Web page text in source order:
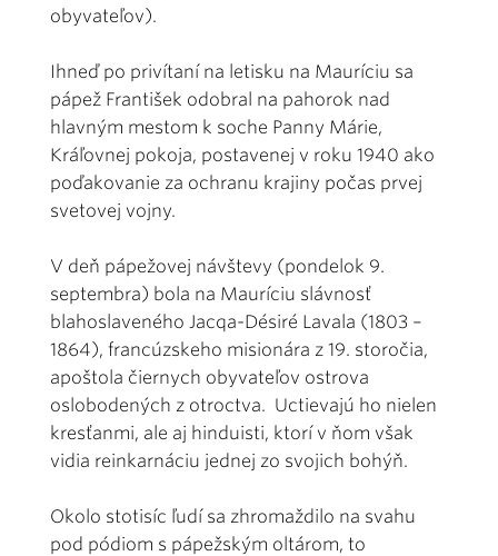
obyvateľov).
Ihneď po privítaní na letisku na Mauríciu sa
pápež František odobral na pahorok nad
hlavným mestom k soche Panny Márie,
Kráľovnej pokoja, postavenej v roku 1940 ako
poďakovanie za ochranu krajiny počas prvej
svetovej vojny.
V deň pápežovej návštevy (pondelok 9.
septembra) bola na Mauríciu slávnosť
blahoslaveného Jacqa-Désiré Lavala (1803 –
1864), francúzskeho misionára z 19. storočia,
apoštola čiernych obyvateľov ostrova
oslobodených z otroctva. Uctievajú ho nielen
kresťanmi, ale aj hinduisti, ktorí v ňom však
vidia reinkarnáciu jednej zo svojich bohýň.
Okolo stotisíc ľudí sa zhromaždilo na svahu
pod pódiom s pápežským oltárom, to